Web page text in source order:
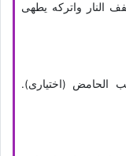
النار واترکه یطهى
الحامض (اختیاری).